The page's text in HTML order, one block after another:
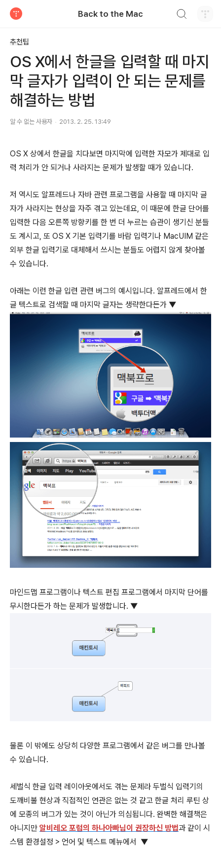
Back to the Mac
추천팁
OS X에서 한글을 입력할 때 마지
막 글자가 입력이 안 되는 문제를
해결하는 방법
알 수 없는 사용자 2013. 2. 25. 13:49
OS X 상에서 한글을 치다보면 마지막에 입력한 자모가 제대로 입
력 처리가 안 되거나 사라지는 문제가 발생할 때가 있습니다.
저 역시도 알프레드나 자바 관련 프로그램을 사용할 때 마지막 글
자가 사라지는 현상을 자주 겪고 있는데요, 이 때문에 한글 단어를
입력한 다음 오른쪽 방향키를 한 번 더 누르는 습관이 생기신 분들
도 계시고, 또 OS X 기본 입력기를 바람 입력기나 MacUIM 같은
외부 한글 입력기로 대체해서 쓰시는 분들도 어렵지 않게 찾아볼
수 있습니다.
아래는 이런 한글 입련 관련 버그의 예시입니다. 알프레드에서 한
글 텍스트로 검색할 때 마지막 글자는 생략한다든가 ▼
마인드맵 프로그램이나 텍스트 편집 프로그램에서 마지막 단어를
무시한다든가 하는 문제가 발생합니다. ▼
물론 이 밖에도 상당히 다양한 프로그램에서 같은 버그를 만나볼
수 있습니다.
세벌식 한글 입력 레이아웃에서도 겪는 문제라 두벌식 입력기의
도깨비불 현상과 직접적인 연관은 없는 것 같고 한글 처리 루틴 상
에 모종의 버그가 있는 것이 아닌가 의심됩니다. 완벽한 해결책은
아니지만 알비레오 포럼의 하나아빠님이 권장하신 방법과 같이 시
스템 환경설정 > 언어 및 텍스트 메뉴에서 ▼